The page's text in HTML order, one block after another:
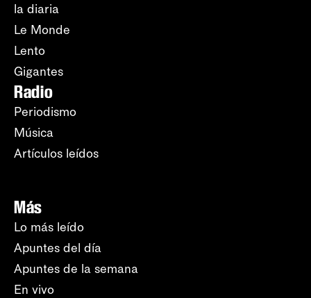
la diaria
Le Monde
Lento
Gigantes
Radio
Periodismo
Música
Artículos leídos
Más
Lo más leído
Apuntes del día
Apuntes de la semana
En vivo